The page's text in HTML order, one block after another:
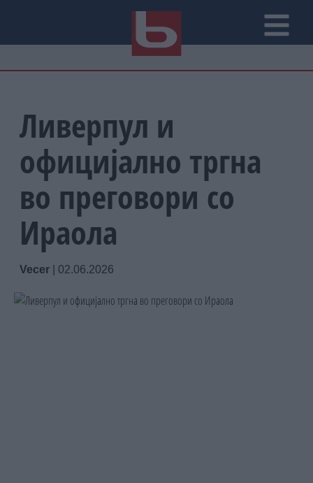
Ливерпул и
официјално тргна
во преговори со
Ираола
Vecer 02.06.2026